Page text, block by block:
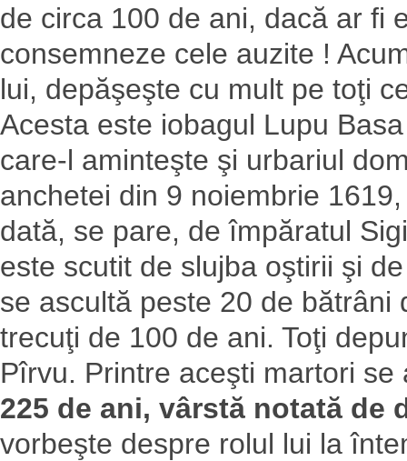
de circa 100 de ani, dacă ar fi
consemneze cele auzite !
lui, depăşeşte cu mult pe toţi
Acesta este iobagul Lupu
care-l aminteşte şi urbariul
anchetei din 9 noiembrie
dată, se pare, de împăratul
este scutit de slujba oştirii şi
se ascultă peste 20 de
trecuţi de 100 de ani. Toţi
Pîrvu. Printre aceşti martori se
225 de ani, vârstă notată de
vorbeşte despre rolul lui la